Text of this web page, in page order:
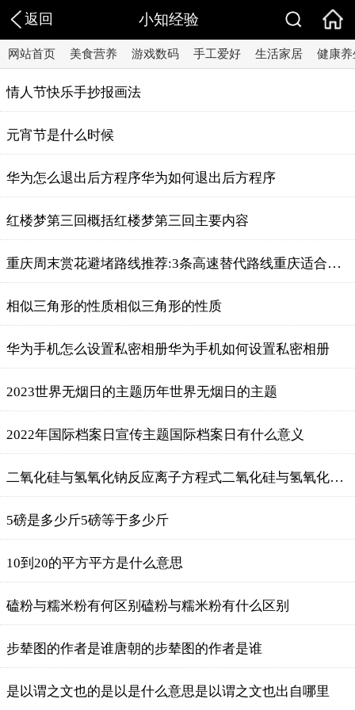
返回 小知经验
网站首页 美食营养 游戏数码 手工爱好 生活家居 健康养
情人节快乐手抄报画法
元宵节是什么时候
华为怎么退出后方程序华为如何退出后方程序
红楼梦第三回概括红楼梦第三回主要内容
重庆周末赏花避堵路线推荐:3条高速替代路线重庆适合放风筝的地方
相似三角形的性质相似三角形的性质
华为手机怎么设置私密相册华为手机如何设置私密相册
2023世界无烟日的主题历年世界无烟日的主题
2022年国际档案日宣传主题国际档案日有什么意义
二氧化硅与氢氧化钠反应离子方程式二氧化硅与氢氧化钠反应离子方程式是什么
5磅是多少斤5磅等于多少斤
10到20的平方平方是什么意思
磕粉与糯米粉有何区别磕粉与糯米粉有什么区别
步辇图的作者是谁唐朝的步辇图的作者是谁
是以谓之文也的是以是什么意思是以谓之文也出自哪里